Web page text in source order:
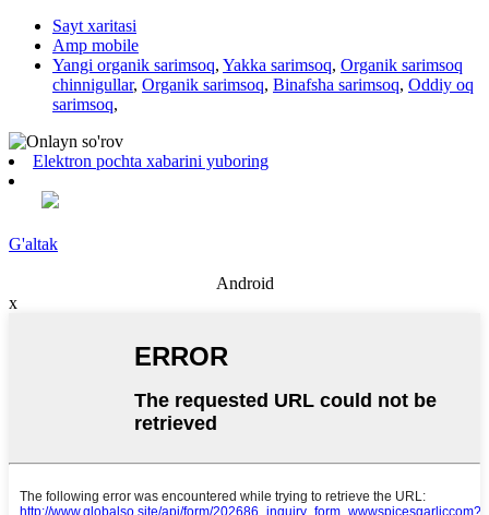
Sayt xaritasi
Amp mobile
Yangi organik sarimsoq, Yakka sarimsoq, Organik sarimsoq
chinnigullar, Organik sarimsoq, Binafsha sarimsoq, Oddiy oq
sarimsoq,
Elektron pochta xabarini yuboring
G'altak
Android
x